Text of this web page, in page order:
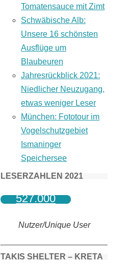
Tomatensauce mit Zimt
Schwäbische Alb:
Unsere 16 schönsten
Ausflüge um
Blaubeuren
Jahresrückblick 2021:
Niedlicher Neuzugang,
etwas weniger Leser
München: Fototour im
Vogelschutzgebiet
Ismaninger
Speichersee
LESERZAHLEN 2021
527.000
Nutzer/Unique User
TAKIS SHELTER – KRETA